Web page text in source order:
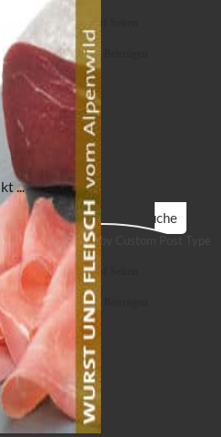
Suche auf Seiten
Suche in Beiträgen
Suche
Filter by Custom Post Type
Suche auf Seiten
Suche in Beiträgen